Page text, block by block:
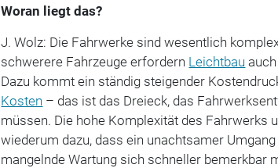
Woran liegt das?
J. Wolz: Die Fahrwerke sind wesentlich
schwerere Fahrzeuge erfordern Leichtbau
Dazu kommt ein ständig steigender
Kosten – das ist das Dreieck, das
müssen. Die hohe Komplexität des Fahrwerks
wiederum dazu, dass ein unachtsamer
mangelnde Wartung sich schneller bemerkbar